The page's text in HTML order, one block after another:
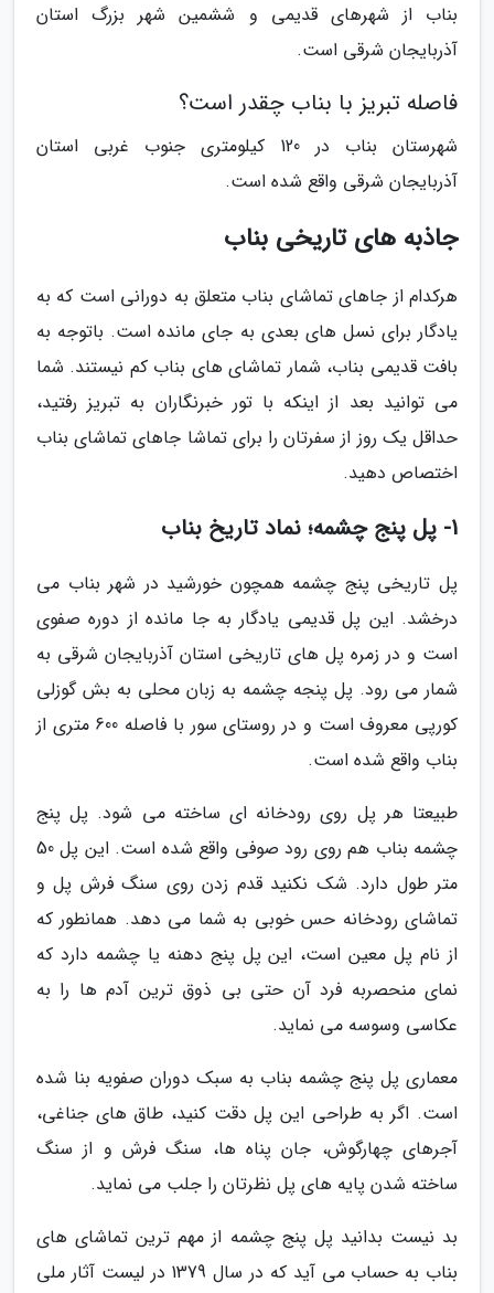
بناب از شهرهای قدیمی و ششمین شهر بزرگ استان
آذربایجان شرقی است.
فاصله تبریز با بناب چقدر است؟
شهرستان بناب در 120 کیلومتری جنوب غربی استان
آذربایجان شرقی واقع شده است.
جاذبه های تاریخی بناب
هرکدام از جاهای تماشای بناب متعلق به دورانی است که به
یادگار برای نسل های بعدی به جای مانده است. باتوجه به
بافت قدیمی بناب، شمار تماشای های بناب کم نیستند. شما
می توانید بعد از اینکه با تور خبرنگاران به تبریز رفتید،
حداقل یک روز از سفرتان را برای تماشا جاهای تماشای بناب
اختصاص دهید.
1- پل پنج چشمه؛ نماد تاریخ بناب
پل تاریخی پنج چشمه همچون خورشید در شهر بناب می
درخشد. این پل قدیمی یادگار به جا مانده از دوره صفوی
است و در زمره پل های تاریخی استان آذربایجان شرقی به
شمار می رود. پل پنجه چشمه به زبان محلی به بش گوزلی
کورپی معروف است و در روستای سور با فاصله 600 متری از
بناب واقع شده است.
طبیعتا هر پل روی رودخانه ای ساخته می شود. پل پنج
چشمه بناب هم روی رود صوفی واقع شده است. این پل 50
متر طول دارد. شک نکنید قدم زدن روی سنگ فرش پل و
تماشای رودخانه حس خوبی به شما می دهد. همانطور که
از نام پل معین است، این پل پنج دهنه یا چشمه دارد که
نمای منحصربه فرد آن حتی بی ذوق ترین آدم ها را به
عکاسی وسوسه می نماید.
معماری پل پنج چشمه بناب به سبک دوران صفویه بنا شده
است. اگر به طراحی این پل دقت کنید، طاق های جناغی،
آجرهای چهارگوش، جان پناه ها، سنگ فرش و از سنگ
ساخته شدن پایه های پل نظرتان را جلب می نماید.
بد نیست بدانید پل پنج چشمه از مهم ترین تماشای های
بناب به حساب می آید که در سال 1379 در لیست آثار ملی